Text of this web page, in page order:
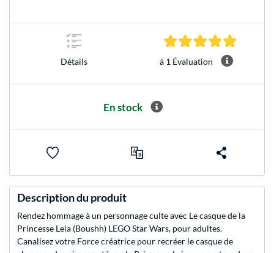
Détails à 1 Évaluation
En stock
Description du produit
Rendez hommage à un personnage culte avec Le casque de la
Princesse Leia (Boushh) LEGO Star Wars, pour adultes.
Canalisez votre Force créatrice pour recréer le casque de